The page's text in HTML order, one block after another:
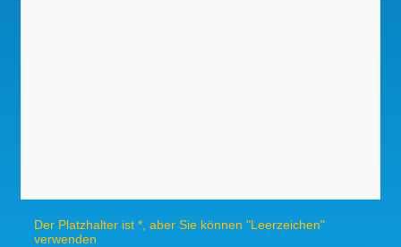
Der Platzhalter ist *, aber Sie können "Leerzeichen"
verwenden